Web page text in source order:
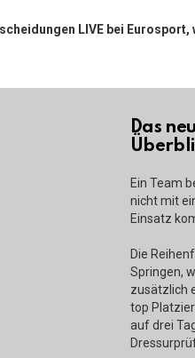
LIVE bei Eurosport,
Das
Ein Team
nicht mit
Einsatz
Die
Springen,
zusätzlich
top
auf drei